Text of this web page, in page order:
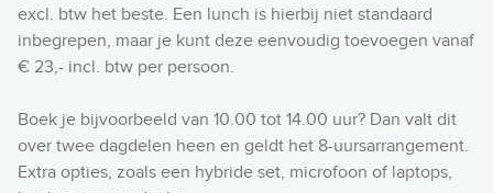
k
e
n
j
e
excl. btw het beste. Een lunch is hierbij niet standaard
inbegrepen, maar je kunt deze eenvoudig toevoegen vanaf
€ 23,- incl. btw per persoon.
Boek je bijvoorbeeld van 10.00 tot 14.00 uur? Dan valt dit
over twee dagdelen heen en geldt het 8-uursarrangement.
Extra opties, zoals een hybride set, microfoon of laptops,